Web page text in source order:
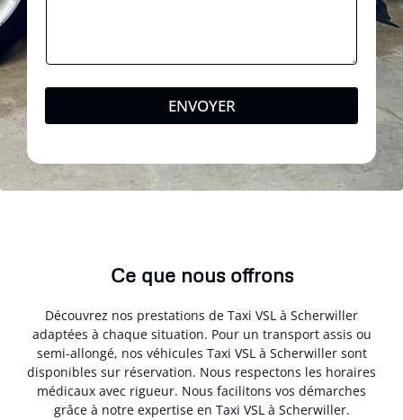
ENVOYER
Ce que nous offrons
Découvrez nos prestations de Taxi VSL à Scherwiller
adaptées à chaque situation. Pour un transport assis ou
semi-allongé, nos véhicules Taxi VSL à Scherwiller sont
disponibles sur réservation. Nous respectons les horaires
médicaux avec rigueur. Nous facilitons vos démarches
grâce à notre expertise en Taxi VSL à Scherwiller.